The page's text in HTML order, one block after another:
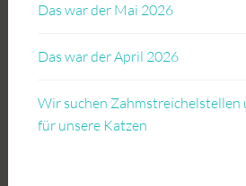
Das war der Mai 2026
Das war der April 2026
Wir suchen Zahmstreichelstellen
für unsere Katzen